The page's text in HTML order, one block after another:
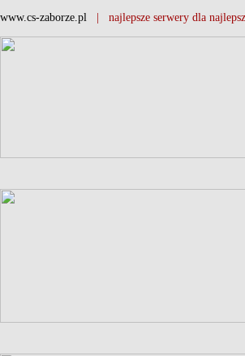
www.cs-zaborze.pl | najlepsze serwery dla